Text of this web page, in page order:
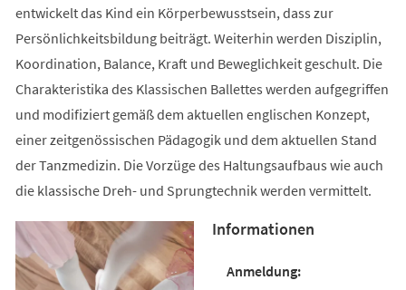
entwickelt das Kind ein Körperbewusstsein, dass zur
Persönlichkeitsbildung beiträgt. Weiterhin werden Disziplin,
Koordination, Balance, Kraft und Beweglichkeit geschult. Die
Charakteristika des Klassischen Ballettes werden aufgegriffen
und modifiziert gemäß dem aktuellen englischen Konzept,
einer zeitgenössischen Pädagogik und dem aktuellen Stand
der Tanzmedizin. Die Vorzüge des Haltungsaufbaus wie auch
die klassische Dreh- und Sprungtechnik werden vermittelt.
Informationen